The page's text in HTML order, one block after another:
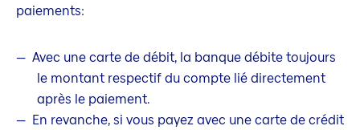
paiements:
Avec une carte de débit, la banque débite toujours
le montant respectif du compte lié directement
après le paiement.
En revanche, si vous payez avec une carte de crédit